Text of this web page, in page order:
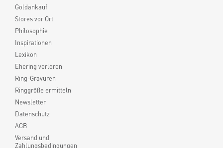
Goldankauf
Stores vor Ort
Philosophie
Inspirationen
Lexikon
Ehering verloren
Ring-Gravuren
Ringgröße ermitteln
Newsletter
Datenschutz
AGB
Versand und
Zahlungsbedingungen